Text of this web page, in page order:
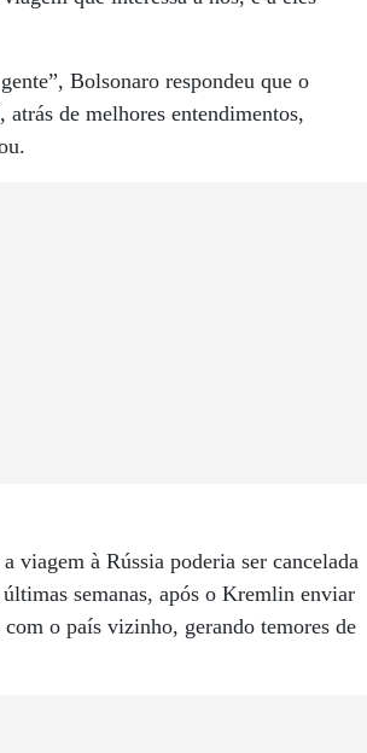
Bolsonaro respondeu que o
de melhores entendimentos,
viagem à Rússia poderia ser cancelada
semanas, após o Kremlin enviar
o país vizinho, gerando temores de